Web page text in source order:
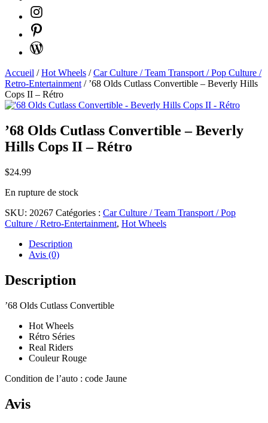
Instagram
Pinterest
WordPress
Accueil /Hot Wheels /Car Culture / Team Transport / Pop Culture /
Retro-Entertainment / ’68 Olds Cutlass Convertible – Beverly Hills
Cops II – Rétro
’68 Olds Cutlass Convertible – Beverly
Hills Cops II – Rétro
$24.99
En rupture de stock
SKU: 20267 Catégories : Car Culture / Team Transport / Pop
Culture / Retro-Entertainment, Hot Wheels
Description
Avis (0)
Description
’68 Olds Cutlass Convertible
Hot Wheels
Rétro Séries
Real Riders
Couleur Rouge
Condition de l’auto : code Jaune
Avis